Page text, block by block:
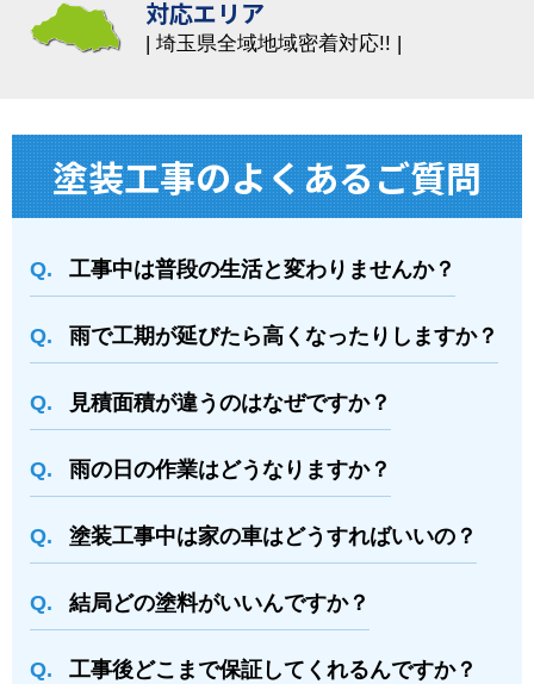
対応エリア
埼玉県全域地域密着対応!!
塗装⼯事のよくあるご質問
工事中は普段の生活と変わりませんか？
雨で工期が延びたら高くなったりしますか？
⾒積⾯積が違うのはなぜですか？
⾬の日の作業はどうなりますか？
塗装⼯事中は家の⾞はどうすればいいの？
結局どの塗料がいいんですか？
⼯事後どこまで保証してくれるんですか？